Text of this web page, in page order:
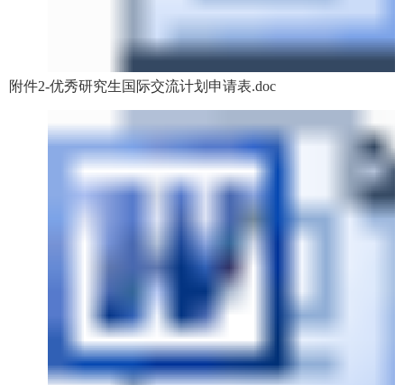
附件2-优秀研究生国际交流计划申请表.doc